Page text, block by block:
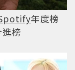
年度榜
榜